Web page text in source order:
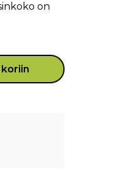
on
koriin